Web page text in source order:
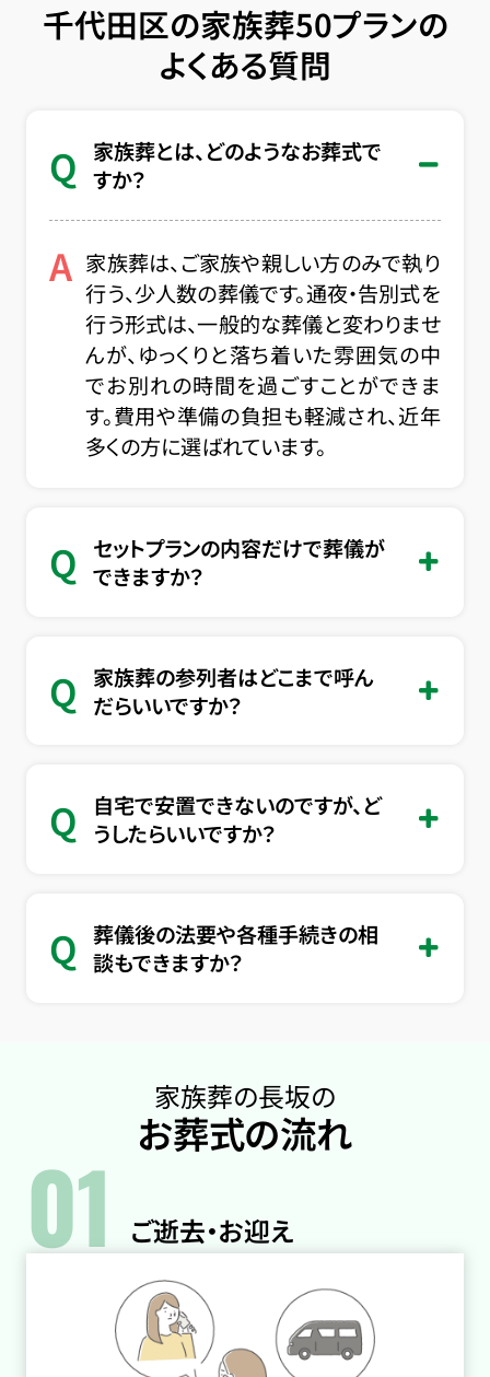
千代田区の家族葬50プランの
よくある質問
Q
家族葬とは、どのようなお葬式で
すか？
A 家族葬は、ご家族や親しい方のみで執り
行う、少人数の葬儀です。通夜・告別式を
行う形式は、一般的な葬儀と変わりませ
んが、ゆっくりと落ち着いた雰囲気の中
でお別れの時間を過ごすことができま
す。費用や準備の負担も軽減され、近年
多くの方に選ばれています。
Q
セットプランの内容だけで葬儀が
できますか？
Q
家族葬の参列者はどこまで呼ん
だらいいですか？
Q
自宅で安置できないのですが、ど
うしたらいいですか？
Q 葬儀後の法要や各種手続きの相
談もできますか？
家族葬の長坂の
お葬式の流れ
01 ご逝去・お迎え